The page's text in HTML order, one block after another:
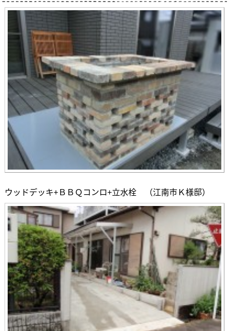
ウッドデッキ+ＢＢＱコンロ+立水栓 （江南市Ｋ様邸）